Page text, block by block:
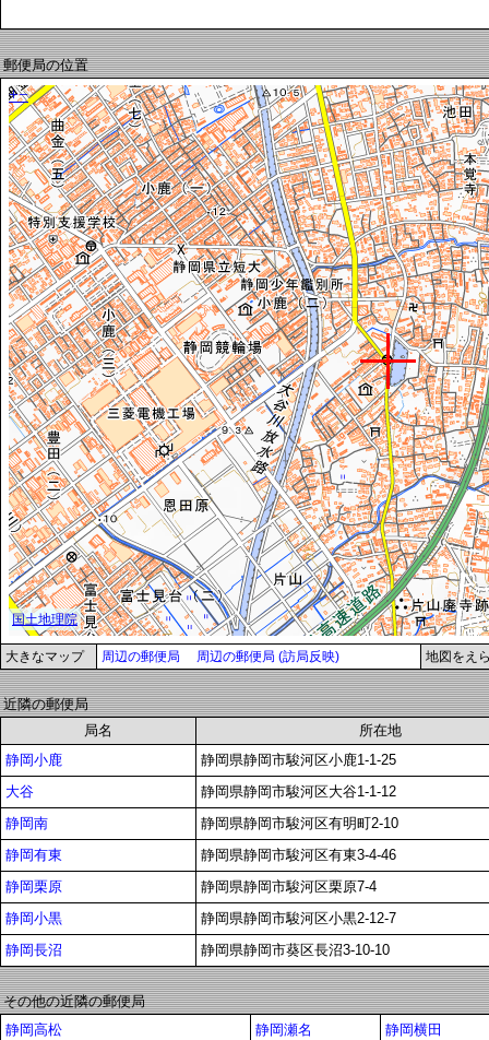
郵便局の位置
大きなマップ 周辺の郵便局 周辺の郵便局 (訪局反映) 地図をえ
近隣の郵便局
局名
所在地
静岡小鹿
静岡県静岡市駿河区小鹿1-1-25
大谷
静岡県静岡市駿河区大谷1-1-12
静岡南
静岡県静岡市駿河区有明町2-10
静岡有東
静岡県静岡市駿河区有東3-4-46
静岡栗原
静岡県静岡市駿河区栗原7-4
静岡小黒
静岡県静岡市駿河区小黒2-12-7
静岡長沼
静岡県静岡市葵区長沼3-10-10
その他の近隣の郵便局
静岡高松
静岡瀬名
静岡横田